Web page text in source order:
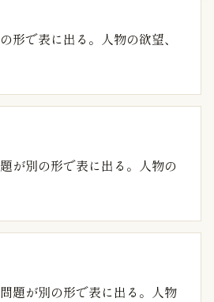
形で表に出る。人物の欲望、
が別の形で表に出る。人物の
題が別の形で表に出る。人物